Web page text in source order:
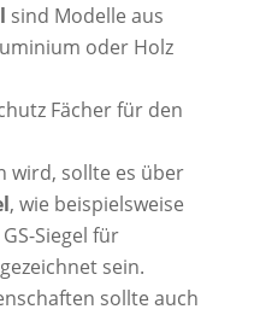
sind Modelle aus
oder Holz
wird, sollte es über
, wie beispielsweise
Siegel für
sein.
sollte auch